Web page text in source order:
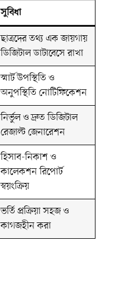
সুবিধা
ছাত্রদের তথ্য এক জায়গায়
ডিজিটাল ডাটাবেসে রাখা
স্মার্ট উপস্থিতি ও
অনুপস্থিতি নোটিফিকেশন
নির্ভুল ও দ্রুত ডিজিটাল
রেজাল্ট জেনারেশন
হিসাব-নিকাশ ও
কালেকশন রিপোর্ট
স্বয়ংক্রিয়
ভর্তি প্রক্রিয়া সহজ ও
কাগজহীন করা